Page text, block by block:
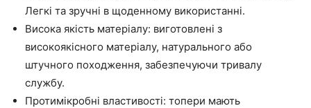
Легкі та зручні в щоденному використанні.
Висока якість матеріалу: виготовлені з
високоякісного матеріалу, натурального або
штучного походження, забезпечуючи тривалу
службу.
Протимікробні властивості: топери мають